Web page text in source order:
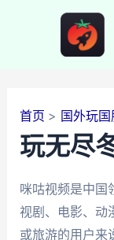
首页 国外玩
玩无尽
咪咕视频是中国
视剧、电影、动
或旅游的用户来